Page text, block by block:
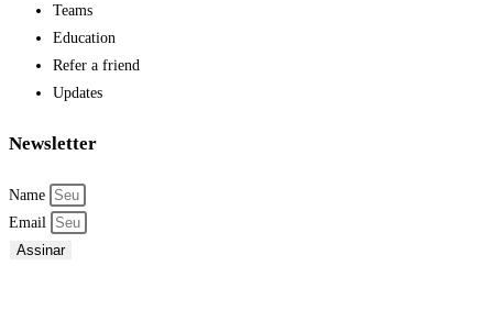
Teams
Education
Refer a friend
Updates
Newsletter
Name
Email
Assinar